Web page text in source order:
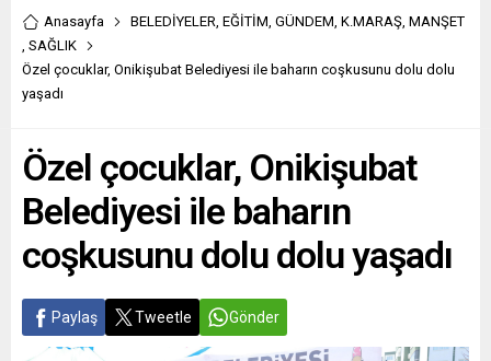
Anasayfa BELEDİYELER, EĞİTİM, GÜNDEM, K.MARAŞ, MANŞET
, SAĞLIK
Özel çocuklar, Onikişubat Belediyesi ile baharın coşkusunu dolu dolu
yaşadı
Özel çocuklar, Onikişubat
Belediyesi ile baharın
coşkusunu dolu dolu yaşadı
Paylaş Tweetle Gönder